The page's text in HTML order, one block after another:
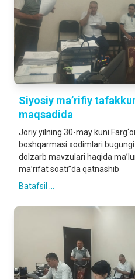
Siyosiy ma’rifiy
maqsadida
Joriy yilning 30-may kuni
boshqarmasi xodimlari
dolzarb mavzulari haqida
ma’rifat soati”da qatnashib
Batafsil ...